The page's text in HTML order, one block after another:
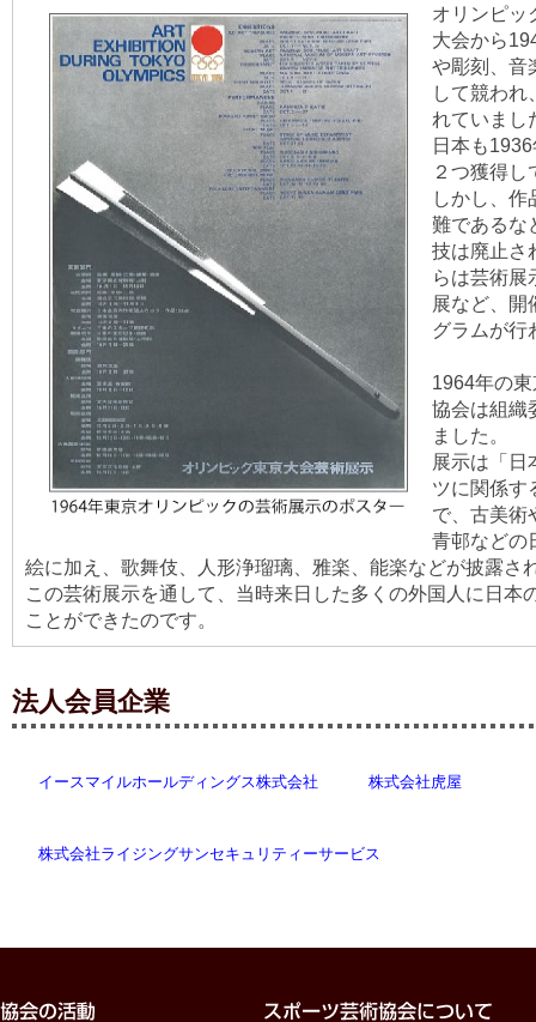
オリンピッ
大会から
や彫刻、音
して競われ
れていまし
日本も
２つ獲得し
しかし、作
難であるな
技は廃止さ
らは芸術展
展など、開
グラムが行
1964年の
協会は組織
ました。
展示は「日
ツに関係す
で、古美術
青邨などの
絵に加え、歌舞伎、人形浄瑠璃、雅楽、能楽などが披露さ
この芸術展示を通して、当時来日した多くの外国人に日本
ことができたのです。
法人会員企業
イースマイルホールディングス株式会社 株式会社虎屋
株式会社ライジングサンセキュリティーサービス